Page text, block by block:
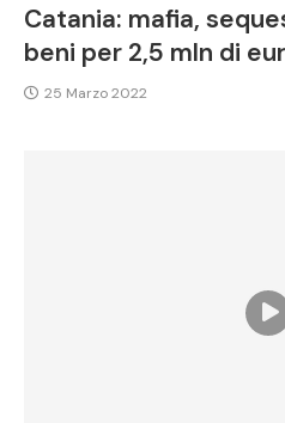
Catania: mafia,
beni per 2,5 mln di
25 Marzo 2022